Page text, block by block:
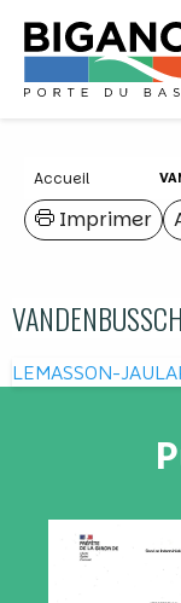
Accueil
Imprimer
Navigation
LEMASSON-